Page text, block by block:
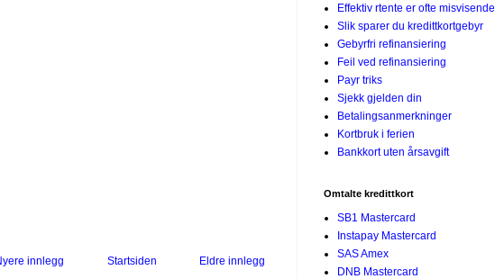
innlegg Eldre innlegg
Startsiden
Effektiv rtente er ofte misvisende
Slik sparer du kredittkortgebyr
Gebyrfri refinansiering
Feil ved refinansiering
Payr triks
Sjekk gjelden din
Betalingsanmerkninger
Kortbruk i ferien
Bankkort uten årsavgift
Omtalte kredittkort
SB1 Mastercard
Instapay Mastercard
SAS Amex
DNB Mastercard